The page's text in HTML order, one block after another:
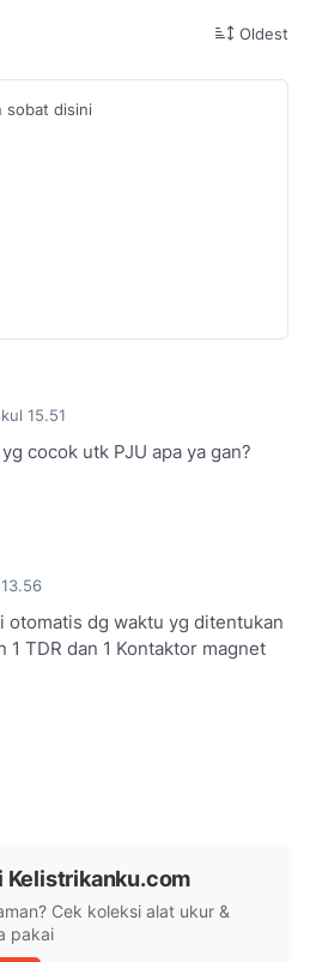
Oldest
sobat disini
15.51
cocok utk PJU apa ya gan?
otomatis dg waktu yg ditentukan
1 TDR dan 1 Kontaktor magnet
Kelistrikanku.com
Cek koleksi alat ukur &
pakai